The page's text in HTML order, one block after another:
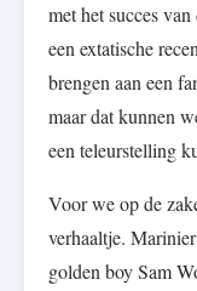
met het succes
een extatische
brengen aan een
maar dat kunnen
een teleurstelling
Voor we op de
verhaaltje.
golden boy Sam